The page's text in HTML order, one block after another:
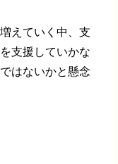
えていく中、支
支援していかな
はないかと懸念